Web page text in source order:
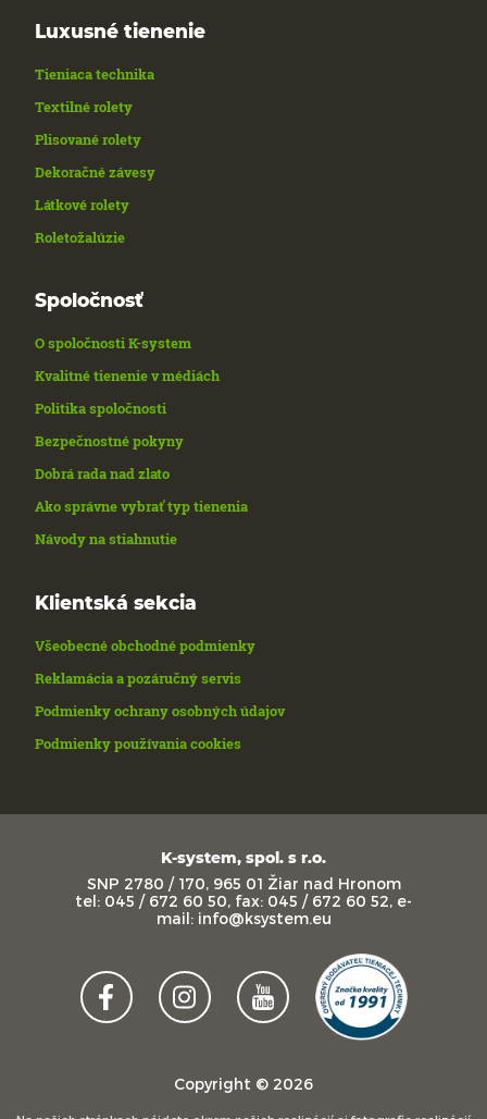
Luxusné tienenie
Tieniaca technika
Textilné rolety
Plisované rolety
Dekoračné závesy
Látkové rolety
Roletožalúzie
Spoločnosť
O spoločnosti K-system
Kvalitné tienenie v médiách
Politika spoločnosti
Bezpečnostné pokyny
Dobrá rada nad zlato
Ako správne vybrať typ tienenia
Návody na stiahnutie
Klientská sekcia
Všeobecné obchodné podmienky
Reklamácia a pozáručný servis
Podmienky ochrany osobných údajov
Podmienky používania cookies
K-system, spol. s r.o.
SNP 2780 / 170, 965 01 Žiar nad Hronom
tel: 045 / 672 60 50, fax: 045 / 672 60 52, e-
mail: info@ksystem.eu
Copyright © 2026